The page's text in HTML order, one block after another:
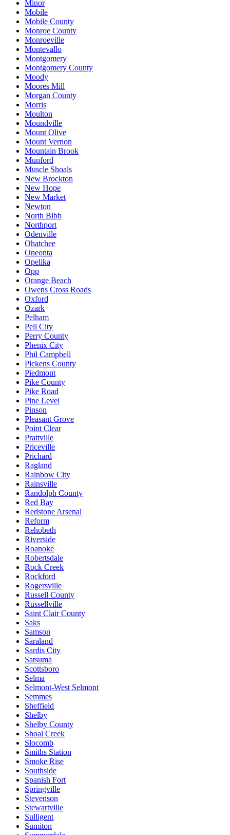
Minor
Mobile
Mobile County
Monroe County
Monroeville
Montevallo
Montgomery
Montgomery County
Moody
Moores Mill
Morgan County
Morris
Moulton
Moundville
Mount Olive
Mount Vernon
Mountain Brook
Munford
Muscle Shoals
New Brockton
New Hope
New Market
Newton
North Bibb
Northport
Odenville
Ohatchee
Oneonta
Opelika
Opp
Orange Beach
Owens Cross Roads
Oxford
Ozark
Pelham
Pell City
Perry County
Phenix City
Phil Campbell
Pickens County
Piedmont
Pike County
Pike Road
Pine Level
Pinson
Pleasant Grove
Point Clear
Prattville
Priceville
Prichard
Ragland
Rainbow City
Rainsville
Randolph County
Red Bay
Redstone Arsenal
Reform
Rehobeth
Riverside
Roanoke
Robertsdale
Rock Creek
Rockford
Rogersville
Russell County
Russellville
Saint Clair County
Saks
Samson
Saraland
Sardis City
Satsuma
Scottsboro
Selma
Selmont-West Selmont
Semmes
Sheffield
Shelby
Shelby County
Shoal Creek
Slocomb
Smiths Station
Smoke Rise
Southside
Spanish Fort
Springville
Stevenson
Stewartville
Sulligent
Sumiton